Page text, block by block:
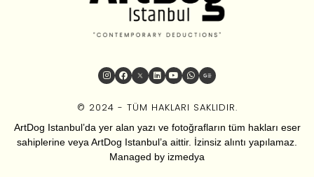
© 2024 - TÜM HAKLARI SAKLIDIR.
ArtDog Istanbul’da yer alan yazı ve fotoğrafların tüm hakları eser
sahiplerine veya ArtDog Istanbul’a aittir. İzinsiz alıntı yapılamaz.
Managed by izmedya